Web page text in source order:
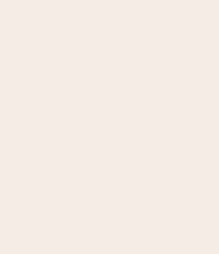
lásky pro daný